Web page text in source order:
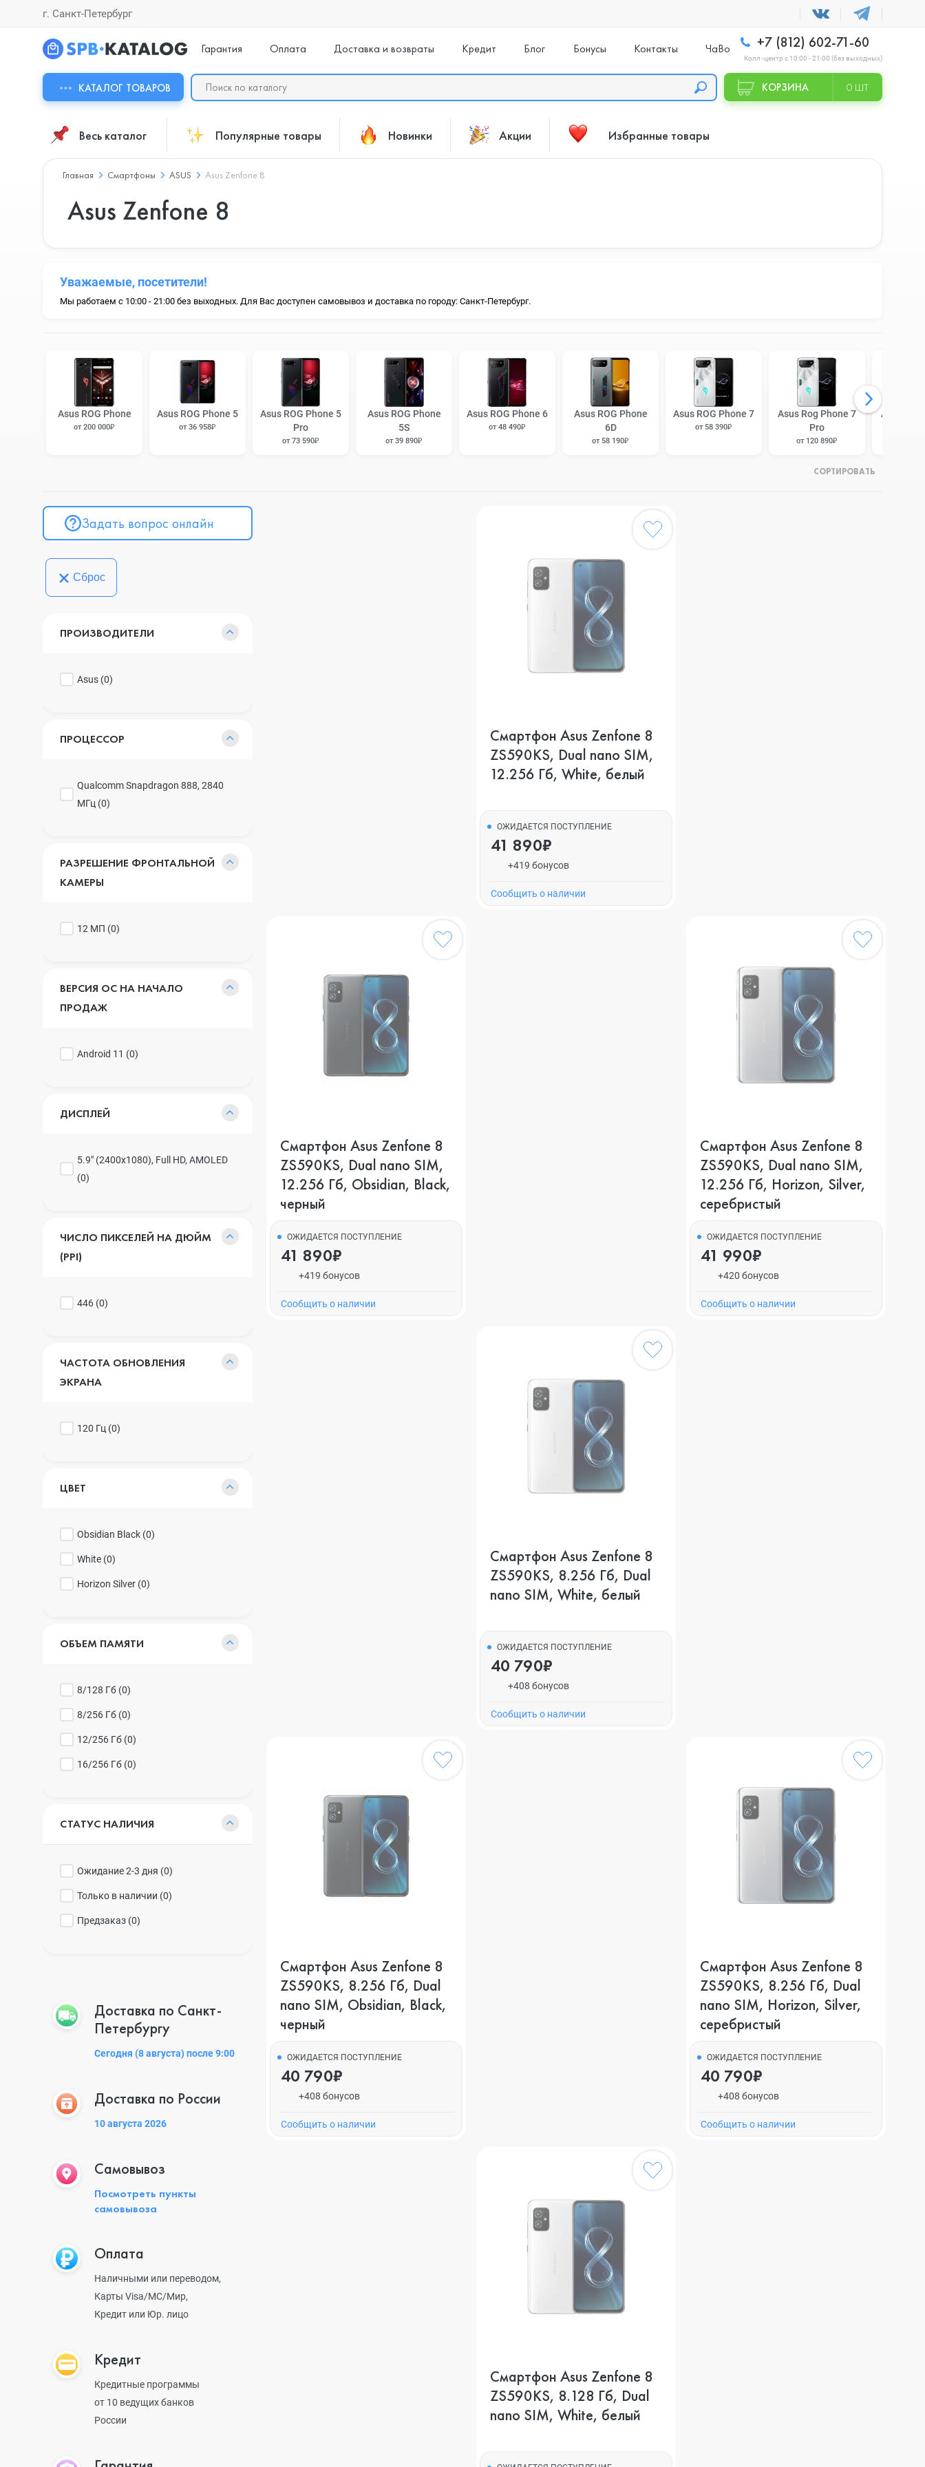
г. Санкт-Петербург
Гарантия Оплата Доставка и возвраты Кредит Блог Бонусы Контакты ЧаВо +7 (812) 602-71-60
Колл -центр с 10:00 - 21:00 (без выходных)
КАТАЛОГ ТОВАРОВ КОРЗИНА 0 ШТ
Весь каталог Популярные товары Новинки Акции Избранные товары
Главная Смартфоны ASUS Asus Zenfone 8
Asus Zenfone 8
Уважаемые, посетители!
Мы работаем с 10:00 - 21:00 без выходных. Для Вас доступен самовывоз и доставка по городу: Санкт-Петербург.
Asus ROG Phone
от 200 000₽
Asus ROG Phone 5
от 36 958₽
Asus ROG Phone 5
Pro
от 73 590₽
Asus ROG Phone
5S
от 39 890₽
Asus ROG Phone 6
от 48 490₽
Asus ROG Phone
6D
от 58 190₽
Asus ROG Phone 7
от 58 390₽
Asus Rog Phone 7
Pro
от 120 890₽
Asus Rog
СОРТИРОВАТЬ
Задать вопрос онлайн
Сброс
ПРОИЗВОДИТЕЛИ
Asus (0)
ПРОЦЕССОР
Qualcomm Snapdragon 888, 2840
МГц (0)
РАЗРЕШЕНИЕ ФРОНТАЛЬНОЙ
КАМЕРЫ
12 МП (0)
ВЕРСИЯ ОС НА НАЧАЛО
ПРОДАЖ
Android 11 (0)
ДИСПЛЕЙ
5.9" (2400x1080), Full HD, AMOLED
(0)
ЧИСЛО ПИКСЕЛЕЙ НА ДЮЙМ
(PPI)
446 (0)
ЧАСТОТА ОБНОВЛЕНИЯ
ЭКРАНА
120 Гц (0)
ЦВЕТ
Obsidian Black (0)
White (0)
Horizon Silver (0)
ОБЪЕМ ПАМЯТИ
8/128 Гб (0)
8/256 Гб (0)
12/256 Гб (0)
16/256 Гб (0)
СТАТУС НАЛИЧИЯ
Ожидание 2-3 дня (0)
Только в наличии (0)
Предзаказ (0)
Доставка по Санкт-
Петербургу
Сегодня (8 августа) после 9:00
Доставка по России
10 августа 2026
Самовывоз
Посмотреть пункты
самовывоза
Оплата
Наличными или переводом,
Карты Visa/MC/Мир,
Кредит или Юр. лицо
Кредит
Кредитные программы
от 10 ведущих банков
России
Смартфон Asus Zenfone 8
ZS590KS, Dual nano SIM,
12.256 Гб, White, белый
ОЖИДАЕТСЯ ПОСТУПЛЕНИЕ
41 890₽
+419 бонусов
Cообщить о наличии
Смартфон Asus Zenfone 8
ZS590KS, Dual nano SIM,
12.256 Гб, Obsidian, Black,
черный
ОЖИДАЕТСЯ ПОСТУПЛЕНИЕ
41 890₽
+419 бонусов
Cообщить о наличии
Смартфон Asus Zenfone 8
ZS590KS, Dual nano SIM,
12.256 Гб, Horizon, Silver,
серебристый
ОЖИДАЕТСЯ ПОСТУПЛЕНИЕ
41 990₽
+420 бонусов
Cообщить о наличии
Смартфон Asus Zenfone 8
ZS590KS, 8.256 Гб, Dual
nano SIM, White, белый
ОЖИДАЕТСЯ ПОСТУПЛЕНИЕ
40 790₽
+408 бонусов
Cообщить о наличии
Смартфон Asus Zenfone 8
ZS590KS, 8.256 Гб, Dual
nano SIM, Obsidian, Black,
черный
ОЖИДАЕТСЯ ПОСТУПЛЕНИЕ
40 790₽
+408 бонусов
Cообщить о наличии
Смартфон Asus Zenfone 8
ZS590KS, 8.256 Гб, Dual
nano SIM, Horizon, Silver,
серебристый
ОЖИДАЕТСЯ ПОСТУПЛЕНИЕ
40 790₽
+408 бонусов
Cообщить о наличии
Смартфон Asus Zenfone 8
ZS590KS, 8.128 Гб, Dual
nano SIM, White, белый